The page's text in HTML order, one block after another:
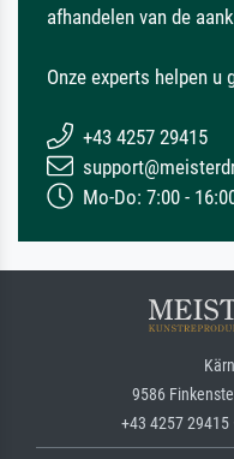
afhandelen van de
Onze experts helpen u
+43 4257 29415
Mo-Do: 7:00 -
9586
+43 4257 29415